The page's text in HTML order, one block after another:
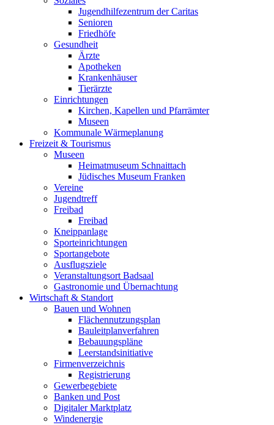
Jugendhilfezentrum der Caritas
Senioren
Friedhöfe
Gesundheit
Ärzte
Apotheken
Krankenhäuser
Tierärzte
Einrichtungen
Kirchen, Kapellen und Pfarrämter
Museen
Kommunale Wärmeplanung
Freizeit & Tourismus
Museen
Heimatmuseum Schnaittach
Jüdisches Museum Franken
Vereine
Jugendtreff
Freibad
Freibad
Kneippanlage
Sporteinrichtungen
Sportangebote
Ausflugsziele
Veranstaltungsort Badsaal
Gastronomie und Übernachtung
Wirtschaft & Standort
Bauen und Wohnen
Flächennutzungsplan
Bauleitplanverfahren
Bebauungspläne
Leerstandsinitiative
Firmenverzeichnis
Registrierung
Gewerbegebiete
Banken und Post
Digitaler Marktplatz
Windenergie